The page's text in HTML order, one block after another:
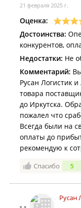
21 февраля 2025 г.
Оценка:
Достоинства:
конкурентов,
Недостатки: Не
Комментарий:
Русан Логистик
товара
до Иркутска.
пожалел что
Всегда были на
оплаты до
рекомендую к
Спасибо 5
Русан